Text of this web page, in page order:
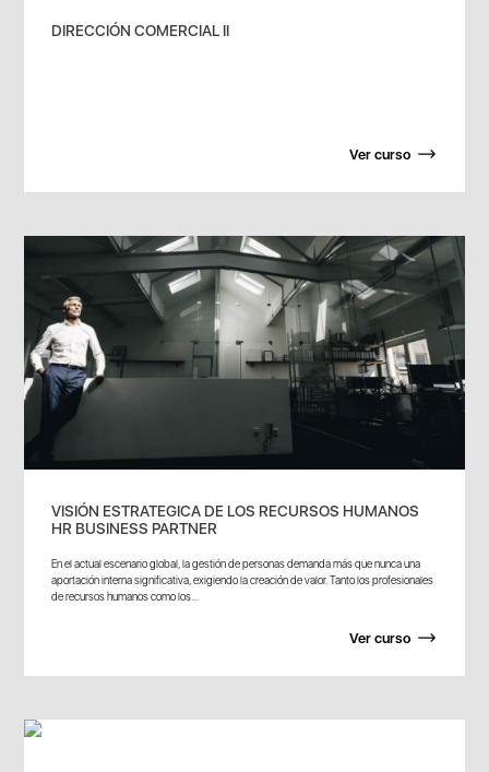
DIRECCIÓN COMERCIAL II
Ver curso
VISIÓN ESTRATEGICA DE LOS RECURSOS HUMANOS
HR BUSINESS PARTNER
En el actual escenario global, la gestión de personas demanda más que nunca una
aportación interna significativa, exigiendo la creación de valor. Tanto los profesionales
de recursos humanos como los...
Ver curso